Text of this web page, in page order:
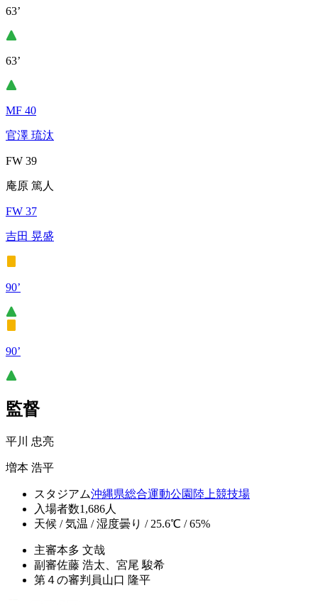
63’
63’
MF 40
官澤 琉汰
FW 39
庵原 篤人
FW 37
吉田 晃盛
90’
90’
監督
平川 忠亮
増本 浩平
スタジアム沖縄県総合運動公園陸上競技場
入場者数1,686人
天候 / 気温 / 湿度曇り / 25.6℃ / 65%
主審本多 文哉
副審佐藤 浩太、宮尾 駿希
第４の審判員山口 隆平